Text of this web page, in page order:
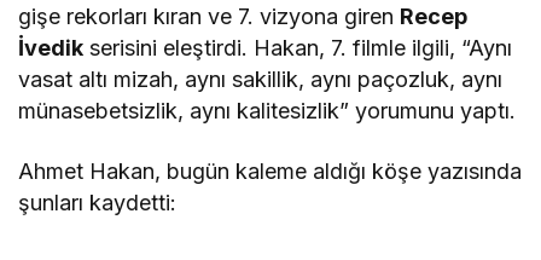
gişe rekorları kıran ve 7. vizyona giren Recep
İvedik serisini eleştirdi. Hakan, 7. filmle ilgili, “Aynı
vasat altı mizah, aynı sakillik, aynı paçozluk, aynı
münasebetsizlik, aynı kalitesizlik” yorumunu yaptı.
Ahmet Hakan, bugün kaleme aldığı köşe yazısında
şunları kaydetti: